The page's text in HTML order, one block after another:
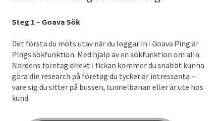
Steg 1 – Goava Sök
Det första du möts utav när du loggar in i Goava Ping är
Pings sökfunktion. Med hjälp av en sökfunktion om alla
Nordens företag direkt i fickan kommer du snabbt kunna
göra din research på företag du tycker är intressanta –
vare sig du sitter på bussen, tunnelbanan eller är ute hos
kund.